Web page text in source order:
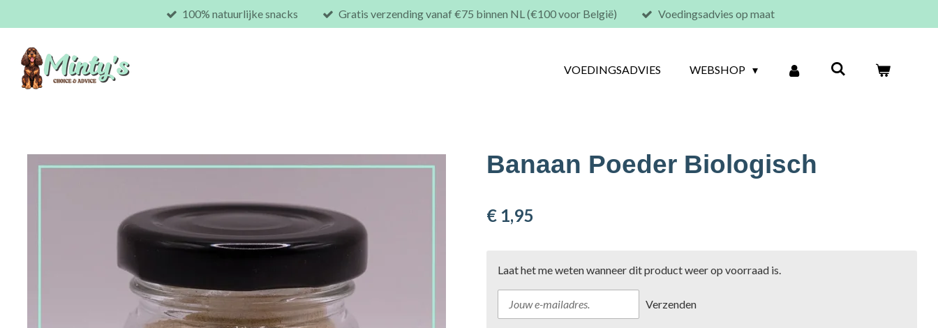
direct
naar
hoofdinhoud
100% natuurlijke snacks Gratis verzending vanaf €75 binnen NL (€100 voor België) Voedingsadvies op maat
VOEDINGSADVIES WEBSHOP
Banaan Poeder Biologisch
€ 1,95
Laat het me weten wanneer dit product weer op voorraad is.
Verzenden